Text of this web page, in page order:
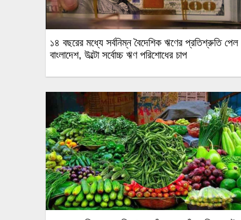
১৪ বছরের মধ্যে সর্বনিম্ন বৈদেশিক ঋণের প্রতিশ্রুতি পেল
বাংলাদেশ, উল্টো সর্বোচ্চ ঋণ পরিশোধের চাপ